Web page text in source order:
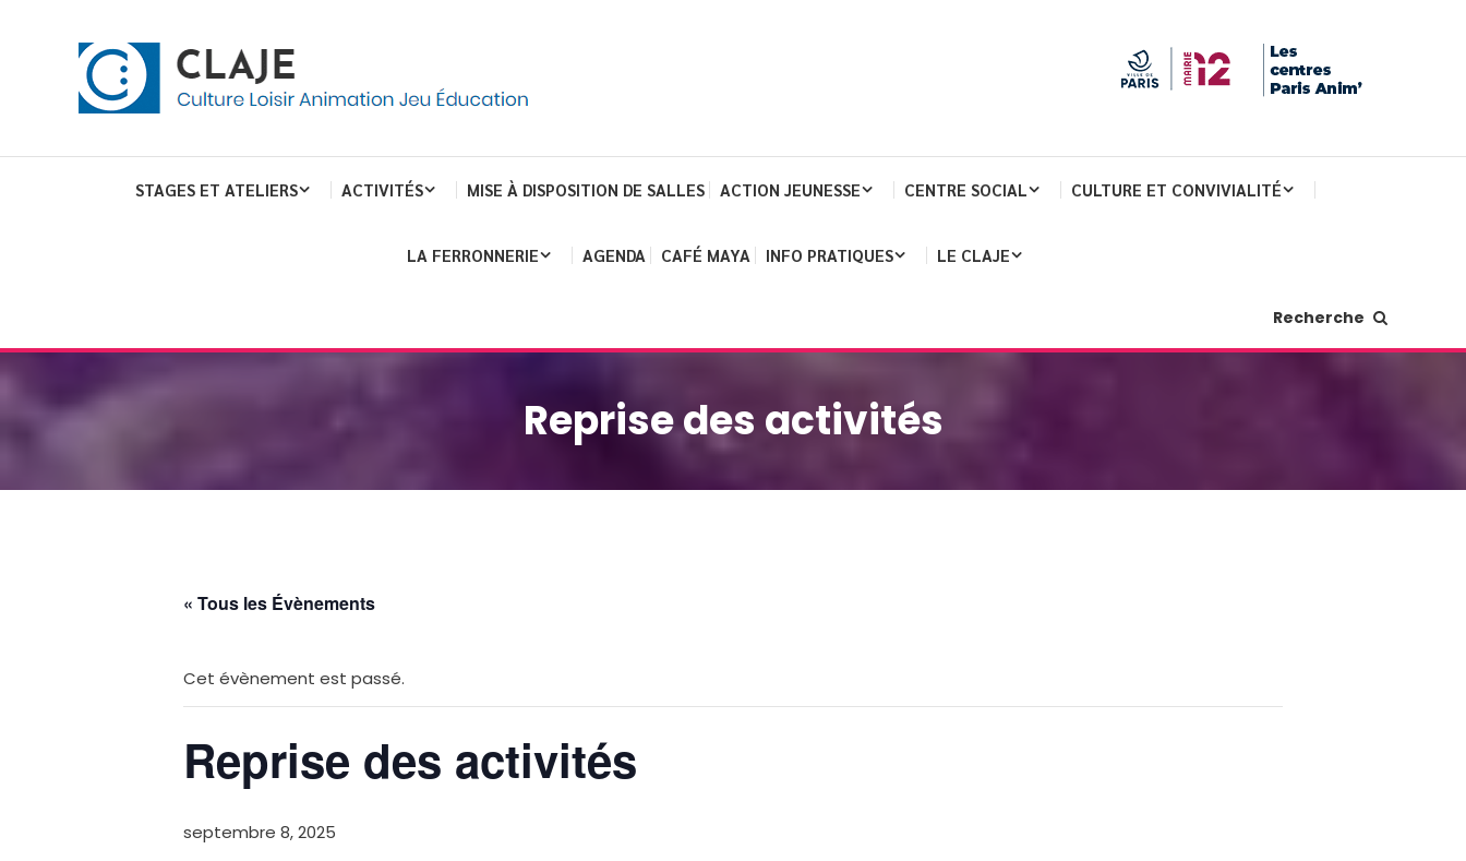
Claje
STAGES ET ATELIERS ACTIVITÉS MISE À DISPOSITION DE SALLES ACTION JEUNESSE CENTRE SOCIAL CULTURE ET CONVIVIALITÉ
LA FERRONNERIE AGENDA CAFÉ MAYA INFO PRATIQUES LE CLAJE
Recherche
Reprise des activités
« Tous les Évènements
Cet évènement est passé.
Reprise des activités
septembre 8, 2025